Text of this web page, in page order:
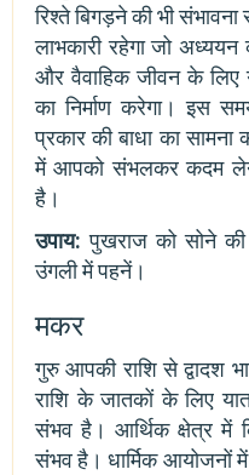
रिश्ते बिगड़ने की भी
लाभकारी रहेगा जो
और वैवाहिक जीवन के लिए
का निर्माण करेगा। इस
प्रकार की बाधा का
में आपको संभलकर कदम लेने
है।
उपाय:पुखराज को सोने
उंगली में पहनें।
मकर
गुरु आपकी राशि से द्वादश
राशि के जातकों के लिए
संभव है। आर्थिक क्षेत्र में
संभव है। धार्मिक आयोजनों